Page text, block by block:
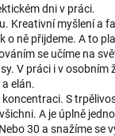
dni v práci.
. Kreativní myšlení a
o ně přijdeme. A to
se učíme na
V práci i v osobním
elán.
koncentraci. S
A je úplně
30 a snažíme se